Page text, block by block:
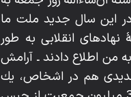
اين سال جديد ملت ما
انقلابى به طور
من اطلاع دادند ـ آرامش
هم در اشخاص، يك